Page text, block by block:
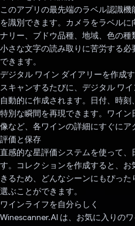
このアプリの最先端のラベル認識
を識別できます。カメラをラベル
ナリー、ブドウ品種、地域、色の
小さな文字の読み取りに苦労する
できます。
デジタル ワイン ダイアリーを作成
スキャンするたびに、デジタル ワ
自動的に作成されます。日付、時刻
特別な瞬間を再現できます。ワイ
像など、各ワインの詳細にすぐにア
評価と保存
直感的な星評価システムを使って
す。コレクションを作成すると、
きるため、どんなシーンにもぴっ
選ぶことができます。
ワインライフを自分らしく
Winescanner.AI は、お気に入りの